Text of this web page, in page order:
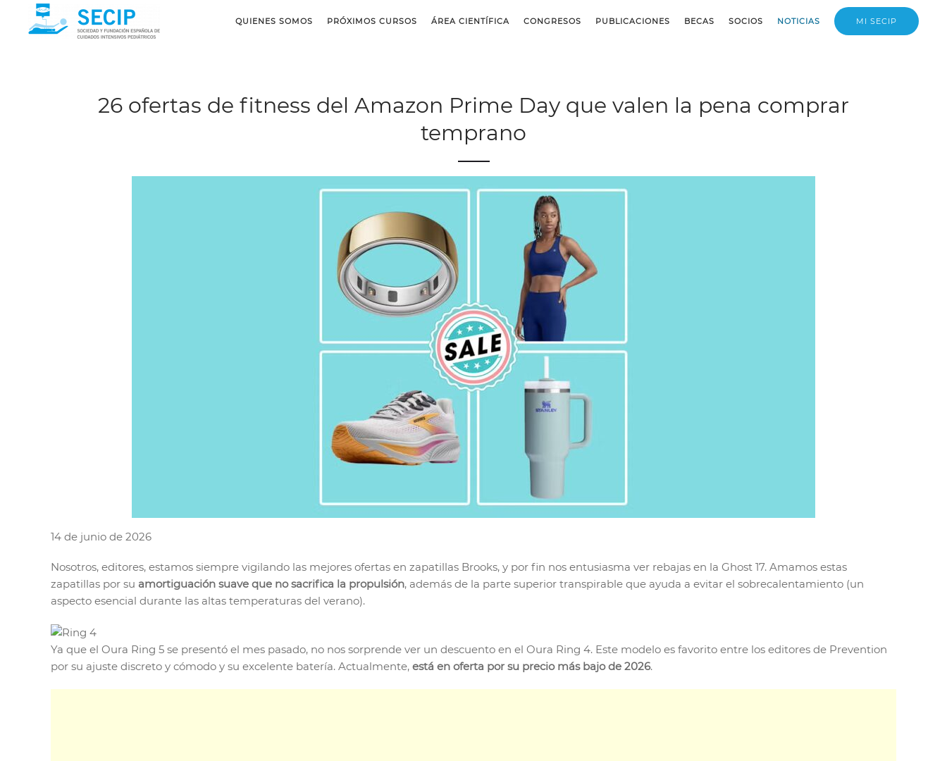
QUIENES SOMOS PRÓXIMOS CURSOS ÁREA CIENTÍFICA CONGRESOS PUBLICACIONES BECAS SOCIOS NOTICIAS MI SECIP
26 ofertas de fitness del Amazon Prime Day que valen la pena comprar
temprano
14 de junio de 2026
Nosotros, editores, estamos siempre vigilando las mejores ofertas en zapatillas Brooks, y por fin nos entusiasma ver rebajas en la Ghost 17. Amamos estas
zapatillas por su amortiguación suave que no sacrifica la propulsión, además de la parte superior transpirable que ayuda a evitar el sobrecalentamiento (un
aspecto esencial durante las altas temperaturas del verano).
Ya que el Oura Ring 5 se presentó el mes pasado, no nos sorprende ver un descuento en el Oura Ring 4. Este modelo es favorito entre los editores de Prevention
por su ajuste discreto y cómodo y su excelente batería. Actualmente, está en oferta por su precio más bajo de 2026.